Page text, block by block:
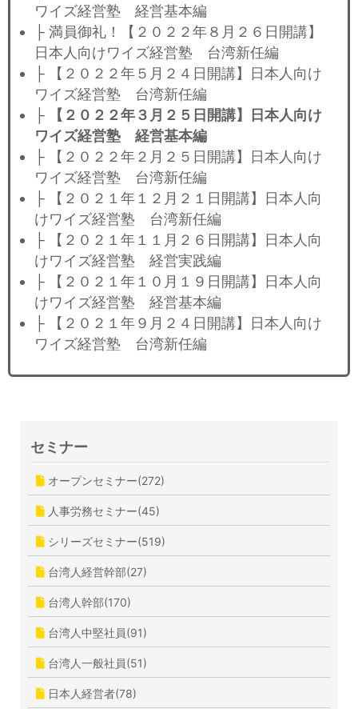
ワイズ経営塾 経営基本編
├ 満員御礼！【２０２２年８月２６日開講】
日本人向けワイズ経営塾 台湾新任編
├ 【２０２２年５月２４日開講】日本人向け
ワイズ経営塾 台湾新任編
├
【２０２２年３月２５日開講】日本人向け
ワイズ経営塾 経営基本編
├ 【２０２２年２月２５日開講】日本人向け
ワイズ経営塾 台湾新任編
├ 【２０２１年１２月２１日開講】日本人向
けワイズ経営塾 台湾新任編
├ 【２０２１年１１月２６日開講】日本人向
けワイズ経営塾 経営実践編
├ 【２０２１年１０月１９日開講】日本人向
けワイズ経営塾 経営基本編
├ 【２０２１年９月２４日開講】日本人向け
ワイズ経営塾 台湾新任編
セミナー
オープンセミナー(272)
人事労務セミナー(45)
シリーズセミナー(519)
台湾人経営幹部(27)
台湾人幹部(170)
台湾人中堅社員(91)
台湾人一般社員(51)
日本人経営者(78)